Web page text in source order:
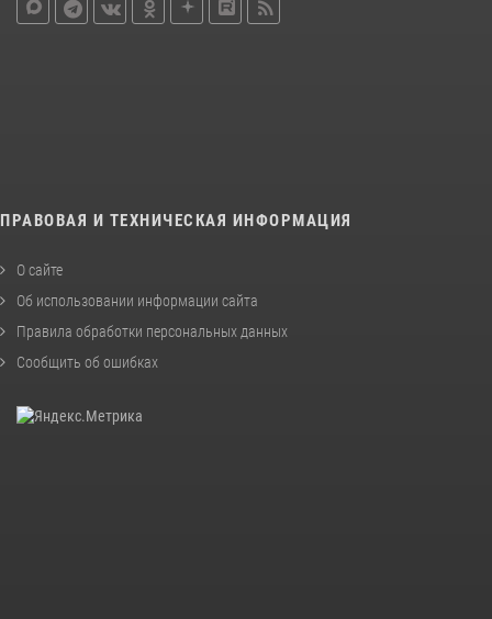
ПРАВОВАЯ И ТЕХНИЧЕСКАЯ ИНФОРМАЦИЯ
О сайте
Об использовании информации сайта
Правила обработки персональных данных
Сообщить об ошибках